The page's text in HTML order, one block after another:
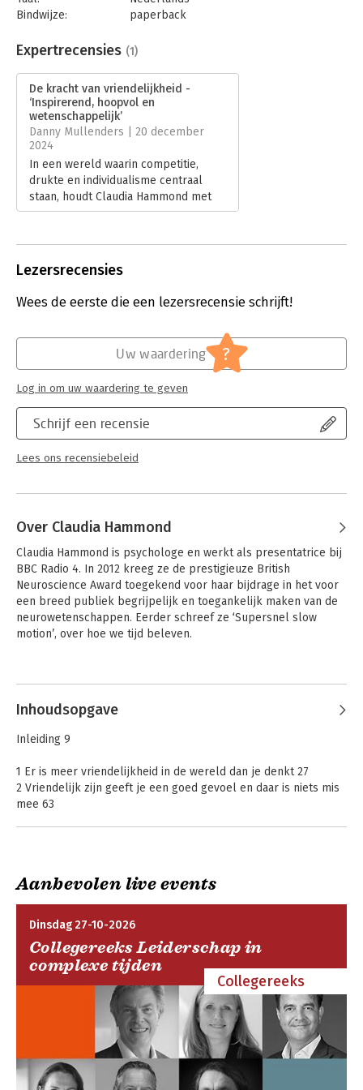
Bindwijze:
paperback
Uitgever:
Ten Have
Verschijningsdatum:
15-2-2024
Hoofdrubriek:
Expertrecensies (1)
De kracht van vriendelijkheid -
‘Inspirerend, hoopvol en
wetenschappelijk’
Danny Mullenders | 20 december
2024
In een wereld waarin competitie,
drukte en individualisme centraal
staan, houdt Claudia Hammond met
haar boek ‘De kracht van
pleidooi voor de waarde van
vriendelijkheid.
Lees verder
Lezersrecensies
Wees de eerste die een lezersrecensie schrijft!
Schrijf een recensie
Lees ons recensiebeleid
Uw waardering ?
Log in om uw waardering te geven
Over Claudia Hammond
Claudia Hammond is psychologe en werkt als presentatrice bij
BBC Radio 4. In 2012 kreeg ze de prestigieuze British
Neuroscience Award toegekend voor haar bijdrage in het voor
een breed publiek begrijpelijk en toegankelijk maken van de
neurowetenschappen. Eerder schreef ze ‘Supersnel slow
motion’, over hoe we tijd beleven.
Andere boeken door Claudia
Hammond
Overweldigd
Bekijk alle boeken
Inhoudsopgave
Inleiding 9
1 Er is meer vriendelijkheid in de wereld dan je denkt 27
2 Vriendelijk zijn geeft je een goed gevoel en daar is niets mis
mee 63
5 Kijken vanuit het perspectief van de ander 161
6 Iedereen kan een held zijn 212
7 Vergeet jezelf niet als je aardig bent 242
Recept voor vriendelijkheid 267
Dankwoord 281
Noten 285
Aanbevolen live events
Dinsdag 27-10-2026
Collegereeks Leiderschap in
complexe tijden
Collegereeks